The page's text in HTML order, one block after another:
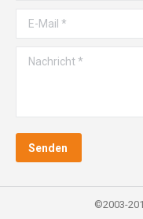
windowwindowwindow
E-Mail *
Nachricht *
Senden
©2003-